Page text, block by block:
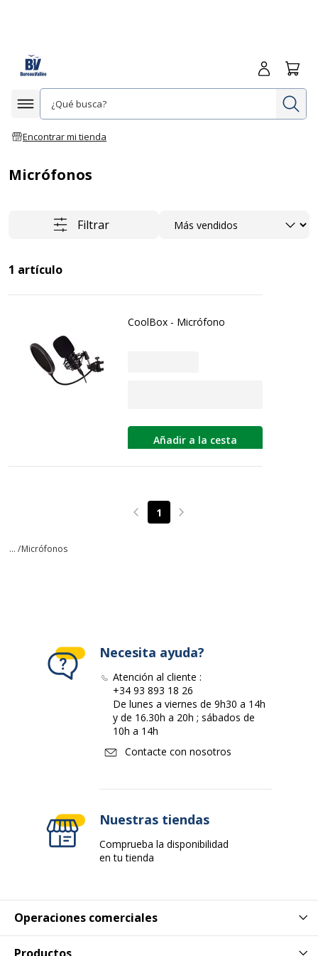
Afficher la navigation
Encontrar mi tienda
Iniciar
Micrófonos
Filtrar Ordenar
1 artículo
CoolBox - Micrófono
Añadir a la cesta
Page précédente
1 Page suivante
... /Micrófonos
Operaciones comerciales
Necesita ayuda?
Atención al cliente :
+34 93 893 18 26
De lunes a viernes de 9h30 a 14h
y de 16.30h a 20h ; sábados de
10h a 14h
Contacte con nosotros
Nuestras tiendas
Comprueba la disponibilidad
en tu tienda